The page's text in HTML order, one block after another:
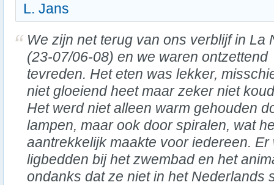
L. Jans
We zijn net terug van ons verblijf in La
(23-07/06-08) en we waren ontzettend
tevreden. Het eten was lekker,
niet gloeiend heet maar zeker niet
Het werd niet alleen warm gehouden
lampen, maar ook door spiralen, wat
aantrekkelijk maakte voor iedereen.
ligbedden bij het zwembad en het
ondanks dat ze niet in het Nederlands